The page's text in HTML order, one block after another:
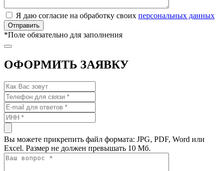
Я даю согласие на обработку своих персональных данных
*Поле обязательно для заполнения
ОФОРМИТЬ ЗАЯВКУ
Вы можете прикрепить файл формата: JPG, PDF, Word или
Excel. Размер не должен превышать 10 Мб.